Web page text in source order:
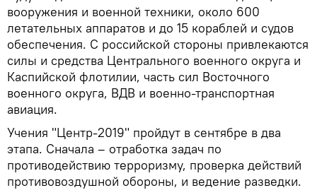
вооружения и военной техники, около 600
летательных аппаратов и до 15 кораблей и судов
обеспечения. С российской стороны привлекаются
силы и средства Центрального военного округа и
Каспийской флотилии, часть сил Восточного
военного округа, ВДВ и военно-транспортная
авиация.
Учения "Центр-2019" пройдут в сентябре в два
этапа. Сначала – отработка задач по
противодействию терроризму, проверка действий
противовоздушной обороны, и ведение разведки.